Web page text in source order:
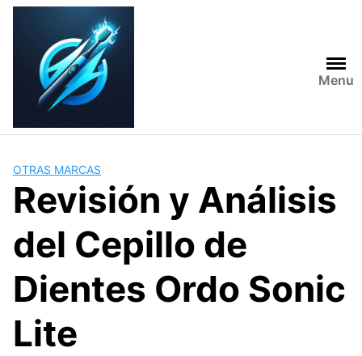
Skip
content
Menu
OTRAS MARCAS
Revisión y Análisis
del Cepillo de
Dientes Ordo Sonic
Lite